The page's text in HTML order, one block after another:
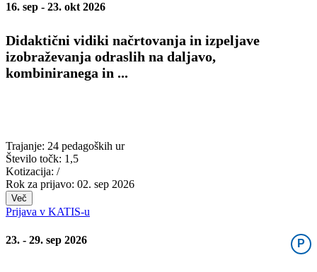
16. sep - 23. okt 2026
Didaktični vidiki načrtovanja in izpeljave
izobraževanja odraslih na daljavo,
kombiniranega in ...
Trajanje: 24 pedagoških ur
Število točk: 1,5
Kotizacija: /
Rok za prijavo: 02. sep 2026
Več
Prijava v KATIS-u
23. - 29. sep 2026 P